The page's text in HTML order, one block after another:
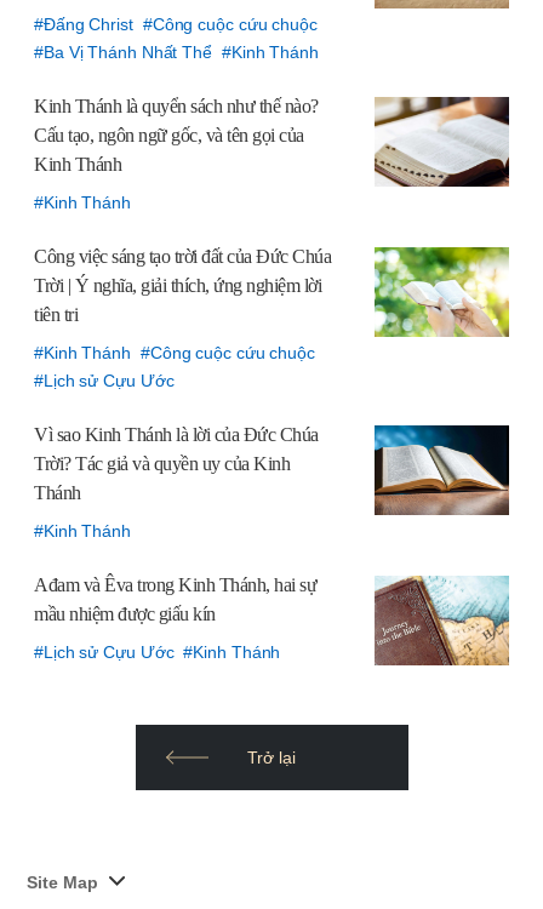
Đấng Christ
Công cuộc cứu chuộc
Ba Vị Thánh Nhất Thể
Kinh Thánh
Kinh Thánh là quyển sách như thế nào?
Cấu tạo, ngôn ngữ gốc, và tên gọi của
Kinh Thánh
Kinh Thánh
Công việc sáng tạo trời đất của Đức Chúa
Trời | Ý nghĩa, giải thích, ứng nghiệm lời
tiên tri
Kinh Thánh
Công cuộc cứu chuộc
Lịch sử Cựu Ước
Vì sao Kinh Thánh là lời của Đức Chúa
Trời? Tác giả và quyền uy của Kinh
Thánh
Kinh Thánh
Ađam và Êva trong Kinh Thánh, hai sự
mầu nhiệm được giấu kín
Lịch sử Cựu Ước Kinh Thánh
Trở lại
Site Map
사